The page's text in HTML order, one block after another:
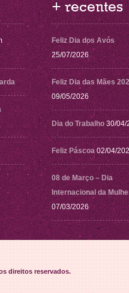
+ recentes
Feliz Dia dos Avós
25/07/2026
Feliz Dia das Mães
09/05/2026
Dia do Trabalho 30/04/
Feliz Páscoa 02/04/
08 de Março – Dia
Internacional da
07/03/2026
direitos reservados.